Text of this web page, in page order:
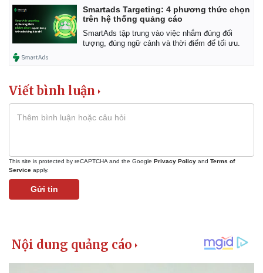
Tỷ giá
Smartads Targeting: 4 phương thức chọn
trên hệ thống quảng cáo
SmartAds tập trung vào việc nhắm đúng đối
tượng, đúng ngữ cảnh và thời điểm để tối ưu.
Viết bình luận
This site is protected by reCAPTCHA and the Google Privacy Policy and Terms of
Service apply.
Gửi tin